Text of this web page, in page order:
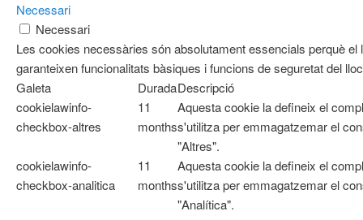
Necessari
Necessari
Les cookies necessàries són absolutament essencials perquè
garanteixen funcionalitats bàsiques i funcions de seguretat del
Galeta
DuradaDescripció
cookielawinfo-
checkbox-altres
11
months
Aquesta cookie la defineix el
s'utilitza per emmagatzemar el
"Altres".
cookielawinfo-
checkbox-analitica
11
months
Aquesta cookie la defineix el
s'utilitza per emmagatzemar el
"Analítica".